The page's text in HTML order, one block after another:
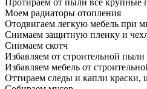
Протираем от пыли все крупные
Моем радиаторы отопления
Отодвигаем легкую мебель при
Снимаем защитную пленку и
Снимаем скотч
Избавляем от строительной
Избавляем мебель от
Оттираем следы и капли краски,